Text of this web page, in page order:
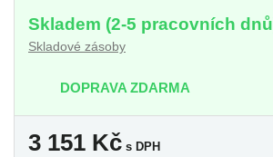
Skladem (2-5 pracovních
Skladové zásoby
DOPRAVA ZDARMA
3 151 Kč s DPH